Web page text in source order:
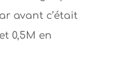
avant c’était
0,5M en